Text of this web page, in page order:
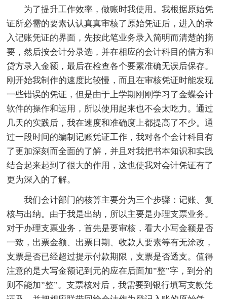
为了提升工作效率，做账时我使用。我根据原始凭
证所必需的要素认认真真审核了原始凭证后，进入的录
入记账凭证的界面，先按此笔业务录入简明而清楚的摘
要，然后按会计分录选，并在相应的会计科目的借方和
贷方录入金额，最后在检查各个要素准确无误后保存。
刚开始我制作的速度比较慢，而且在审核凭证时能发现
一些错误的凭证，但是由于上学期刚刚学习了金蝶会计
软件的操作和运用，所以使用起来也不会太吃力。通过
几天的实践后，我在速度和准确度上都提高了不少。通
过一段时间的编制记账凭证工作，我对各个会计科目有
了更加深刻而全面的了解，并且对我把书本知识和实践
结合起来起到了很大的作用，这也使我对会计凭证有了
更为深入的了解。
我们会计部门的核算主要分为三个步骤：记账、复
核与出纳。由于我是出纳，所以主要是办理支票业务。
对于办理支票业务，首先是要审核，看大小写金额是否
一致，出票金额、出票日期、收款人要素等有无涂改，
支票是否已经超过提示付款期限，支票是否透支。值得
注意的是大写金额记到元的应在后面加”整”字，到分的
则不能加”整”。支票核对后，我需要到银行填写支款凭